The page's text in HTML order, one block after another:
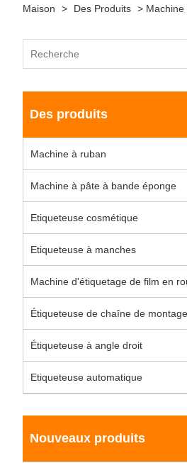
Maison > Des Produits > Machine
Des produits
Machine à ruban
Machine à pâte à bande éponge
Etiqueteuse cosmétique
Etiqueteuse à manches
Machine d'étiquetage de film en
Étiqueteuse de chaîne de montage
Étiqueteuse à angle droit
Etiqueteuse automatique
Nouveaux produits